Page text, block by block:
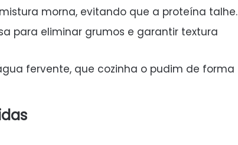
morna, evitando que a proteína talhe.
para eliminar grumos e garantir textura
fervente, que cozinha o pudim de forma